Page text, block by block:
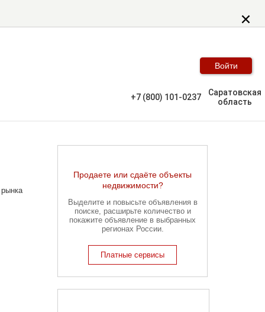
Войти
+7 (800) 101-0237
Саратовская
область
Продаете или сдаёте объекты
недвижимости?
Выделите и повысьте объявления в
поиске, расширьте количество и
покажите объявление в выбранных
регионах России.
Платные сервисы